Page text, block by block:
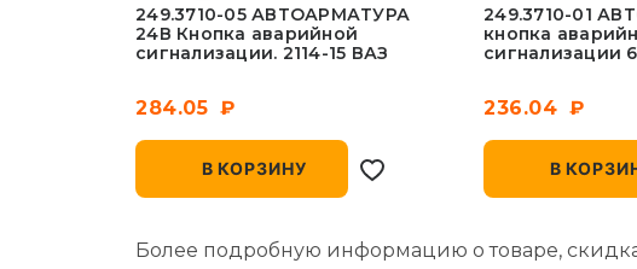
249.3710-05 АВТОАРМАТУРА
24В Кнопка аварийной
сигнализации. 2114-15 ВАЗ
284.05
В КОРЗИНУ
249.3710-01
кнопка
сигнализации
236.04
В
Более подробную информацию о товаре,